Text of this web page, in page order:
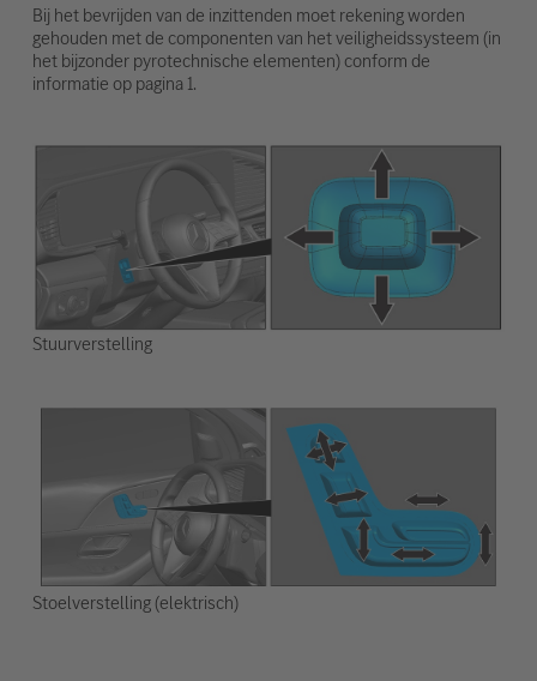
Bij het bevrijden van de inzittenden moet rekening worden
gehouden met de componenten van het veiligheidssysteem (in
het bijzonder pyrotechnische elementen) conform de
informatie op pagina 1.
Stuurverstelling
Stoelverstelling (elektrisch)